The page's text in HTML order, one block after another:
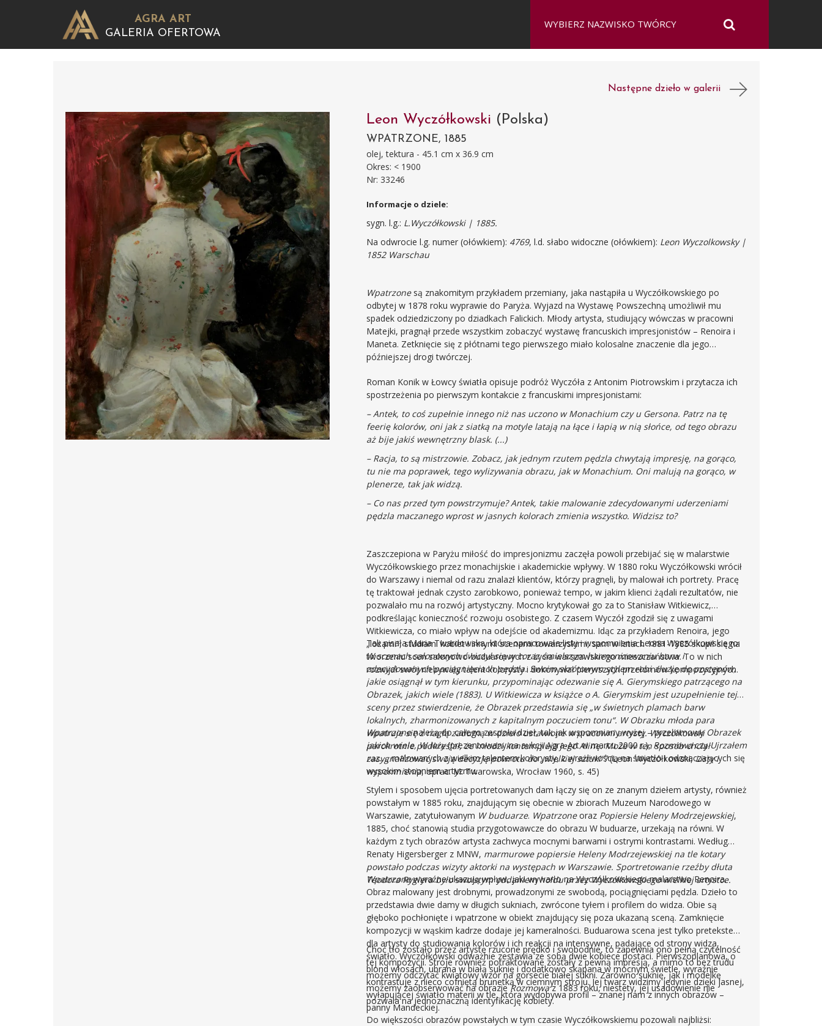
AGRA ART
GALERIA OFERTOWA
Następne dzieło w galerii
Leon Wyczółkowski (Polska)
WPATRZONE, 1885
olej, tektura - 45.1 cm x 36.9 cm
Okres: < 1900
Nr: 33246
Informacje o dziele:
sygn. l.g.: L.Wyczółkowski | 1885.
Na odwrocie l.g. numer (ołówkiem): 4769, l.d. słabo widoczne (ołówkiem): Leon Wyczolkowsky |
1852 Warschau
Wpatrzone są znakomitym przykładem przemiany, jaka nastąpiła u Wyczółkowskiego po
odbytej w 1878 roku wyprawie do Paryża. Wyjazd na Wystawę Powszechną umożliwił mu
spadek odziedziczony po dziadkach Falickich. Młody artysta, studiujący wówczas w pracowni
Matejki, pragnął przede wszystkim zobaczyć wystawę francuskich impresjonistów – Renoira i
Maneta. Zetknięcie się z płótnami tego pierwszego miało kolosalne znaczenie dla jego
późniejszej drogi twórczej.
Roman Konik w Łowcy światła opisuje podróż Wyczóła z Antonim Piotrowskim i przytacza ich
spostrzeżenia po pierwszym kontakcie z francuskimi impresjonistami:
– Antek, to coś zupełnie innego niż nas uczono w Monachium czy u Gersona. Patrz na tę
feerię kolorów, oni jak z siatką na motyle latają na łące i łapią w nią słońce, od tego obrazu
aż bije jakiś wewnętrzny blask. (...)
– Racja, to są mistrzowie. Zobacz, jak jednym rzutem pędzla chwytają impresję, na gorąco,
tu nie ma poprawek, tego wylizywania obrazu, jak w Monachium. Oni malują na gorąco, w
plenerze, tak jak widzą.
– Co nas przed tym powstrzymuje? Antek, takie malowanie zdecydowanymi uderzeniami
pędzla maczanego wprost w jasnych kolorach zmienia wszystko. Widzisz to?
Zaszczepiona w Paryżu miłość do impresjonizmu zaczęła powoli przebijać się w malarstwie
Wyczółkowskiego przez monachijskie i akademickie wpływy. W 1880 roku Wyczółkowski wrócił
do Warszawy i niemal od razu znalazł klientów, którzy pragnęli, by malował ich portrety. Pracę
tę traktował jednak czysto zarobkowo, ponieważ tempo, w jakim klienci żądali rezultatów, nie
pozwalało mu na rozwój artystyczny. Mocno krytykował go za to Stanisław Witkiewicz,
podkreślając konieczność rozwoju osobistego. Z czasem Wyczół zgodził się z uwagami
Witkiewicza, co miało wpływ na odejście od akademizmu. Idąc za przykładem Renoira, jego
„lożami“, studiami kobiet i innymi scenami towarzyskimi, sam w latach 1881-1885 skupił się na
tworzeniu scen salonowo-buduarowych z życia warszawskiego mieszczaństwa. To w nich
rozwijał swój niebywały talent kolorysty i dokonywał pierwszych przełomów kompozycyjnych.
Tak pisała Maria Twardowska, która opracowała listy i wspomnienia Leona Wyczółkowskiego:
W scenach salonowych ćwiczył się w coraz śmielszym harmonizowaniu barw i
zdecydowanych pociągnięciach pędzla. Swoim skrótowym stylem robi aluzję do postępów,
jakie osiągnął w tym kierunku, przypominając odezwanie się A. Gierymskiego patrzącego na
Obrazek, jakich wiele (1883). U Witkiewicza w książce o A. Gierymskim jest uzupełnienie tej
sceny przez stwierdzenie, że Obrazek przedstawia się „w świetnych plamach barw
lokalnych, zharmonizowanych z kapitalnym poczuciem tonu“. W Obrazku młoda para
wpatruje się z nagłą zadumą w dzieło ustawione w pracowni artysty. Wyczółkowski
parokrotnie podkreślał, że młodzi kontemplują jego Alinę. Może w ten sposób chciał
zasygnalizować swoją decyzję powrotu do „wielkiej sztuki“?(Leon Wyczółkowski,Listy i
wspomnienia, oprac. M. Twarowska, Wrocław 1960, s. 45)
Wpatrzonenależą do całego zespołu dzieł, tak jak wspomniany wyżej – przełomowy Obrazek
jakich wiele, W loży(prezentowany na aukcji Agra-Art w marcu 2000 r.),RozmowaczyUjrzałem
raz..., malowanych z wielkim talentem kolorysty, z wrażliwością na światło i odznaczających się
wysokim stopniem artyzmu.
Stylem i sposobem ujęcia portretowanych dam łączy się on ze znanym dziełem artysty, również
powstałym w 1885 roku, znajdującym się obecnie w zbiorach Muzeum Narodowego w
Warszawie, zatytułowanym W buduarze. Wpatrzoneoraz Popiersie Heleny Modrzejewskiej,
1885, choć stanowią studia przygotowawcze do obrazu W buduarze, urzekają na równi. W
każdym z tych obrazów artysta zachwyca mocnymi barwami i ostrymi kontrastami. Według
Renaty Higersberger z MNW, marmurowe popiersie Heleny Modrzejewskiej na tle kotary
powstało podczas wizyty aktorki na występach w Warszawie. Sportretowanie rzeźby dłuta
Teodora Rygiera było swoistym oddaniem hołdu przez Wyczółkowskiego wielkiej artystce.
Wpatrzonewyraźne ukazują wpływ, jaki wywarło na Wyczółkowskiego malarstwo Renoira.
Obraz malowany jest drobnymi, prowadzonymi ze swobodą, pociągnięciami pędzla. Dzieło to
przedstawia dwie damy w długich sukniach, zwrócone tyłem i profilem do widza. Obie są
głęboko pochłonięte i wpatrzone w obiekt znajdujący się poza ukazaną sceną. Zamknięcie
kompozycji w wąskim kadrze dodaje jej kameralności. Buduarowa scena jest tylko pretekstem
dla artysty do studiowania kolorów i ich reakcji na intensywne, padające od strony widza,
światło. Wyczółkowski odważnie zestawia ze sobą dwie kobiece postaci. Pierwszoplanowa, o
blond włosach, ubrana w białą suknię i dodatkowo skąpana w mocnym świetle, wyraźnie
kontrastuje z nieco cofniętą brunetką w ciemnym stroju. Jej twarz widzimy jedynie dzięki jasnej,
wyłapującej światło materii w tle, która wydobywa profil – znanej nam z innych obrazów –
panny Mandeckiej.
Choć tło zostało przez artystę rzucone prędko i swobodnie, to zapewnia ono pełną czytelność
tej kompozycji. Stroje również potraktowane zostały z pewną impresją, a mimo to bez trudu
możemy odczytać kwiatowy wzór na gorsecie białej sukni. Zarówno suknię, jak i modelkę
możemy zaobserwować na obrazieRozmowaz 1883 roku, niestety, jej usadowienie nie
pozwala na jednoznaczną identyfikację kobiety.
Do większości obrazów powstałych w tym czasie Wyczółkowskiemu pozowali najbliżsi: